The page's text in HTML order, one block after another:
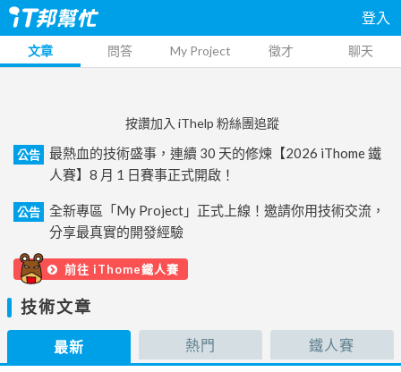
登入
文章 問答 My Project 徵才 聊天
按讚加入 iThelp 粉絲團追蹤
公告
最熱血的技術盛事，連續 30 天的修煉【2026 iThome 鐵
人賽】8 月 1 日賽事正式開啟！
公告
全新專區「My Project」正式上線！邀請你用技術交流，
分享最真實的開發經驗
前往 iThome鐵人賽
技術文章
最新 熱門 鐵人賽